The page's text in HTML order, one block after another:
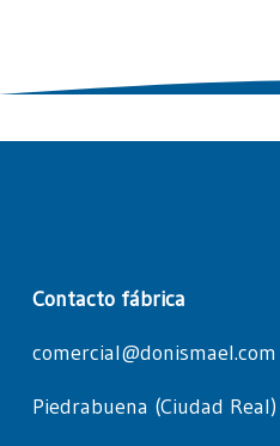
Contacto fábrica
comercial@donismael.com
Piedrabuena (Ciudad Real)